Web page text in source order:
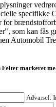
specifikke
for
som kan fås
Automobil
Felter markeret
Advarsel: